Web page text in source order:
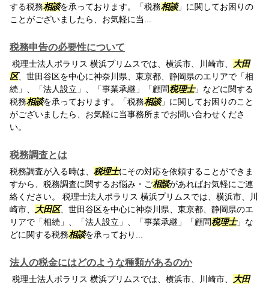
する税務相談を承っております。「税務相談」に関してお困りの
ことがございましたら、お気軽に当...
税務申告の必要性について
税理士法人ポラリス 横浜プリムスでは、横浜市、川崎市、
大田
区、世田谷区を中心に神奈川県、東京都、静岡県のエリアで「相
続」、「法人設立」、「事業承継」「顧問税理士」などに関する
税務相談を承っております。「税務相談」に関してお困りのこと
がございましたら、お気軽に当事務所までお問い合わせくださ
い。
税務調査とは
税務調査が入る時は、 税理士にその対応を依頼することができま
すから、税務調査に関するお悩み・ご相談があればお気軽にご連
絡ください。 税理士法人ポラリス 横浜プリムスでは、横浜市、川
崎市、
大田区、世田谷区を中心に神奈川県、東京都、静岡県のエ
リアで「相続」、「法人設立」、「事業承継」「顧問税理士」な
どに関する税務相談を承っており...
法人の税金にはどのような種類があるのか
税理士法人ポラリス 横浜プリムスでは、横浜市、川崎市、
大田